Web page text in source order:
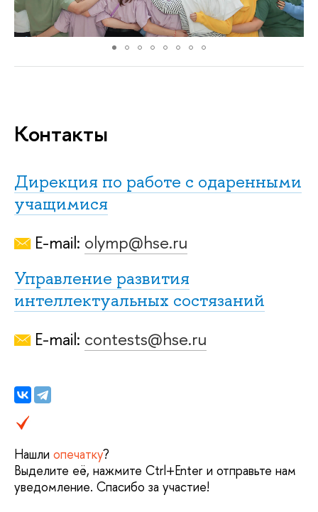
Контакты
Дирекция по работе с одаренными
учащимися
E-mail: olymp@hse.ru
Управление развития
интеллектуальных состязаний
E-mail: contests@hse.ru
Нашли опечатку?
Выделите её, нажмите Ctrl+Enter и отправьте нам
уведомление. Спасибо за участие!